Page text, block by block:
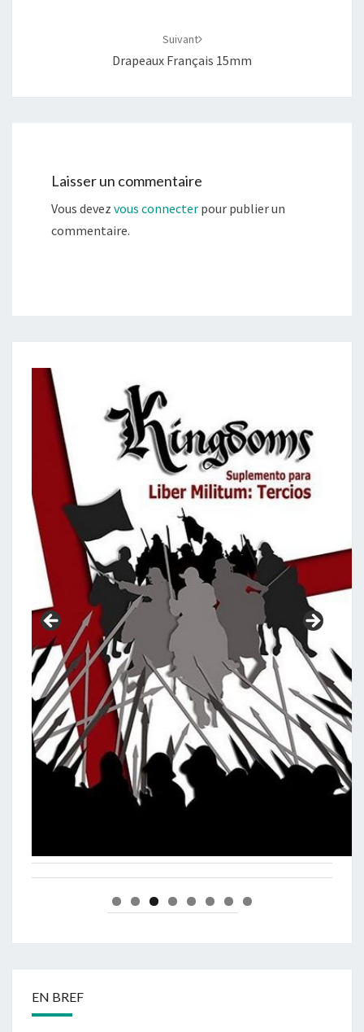
Suivant
Drapeaux Français 15mm
Laisser un commentaire
Vous devez vous connecter pour publier un
commentaire.
EN BREF